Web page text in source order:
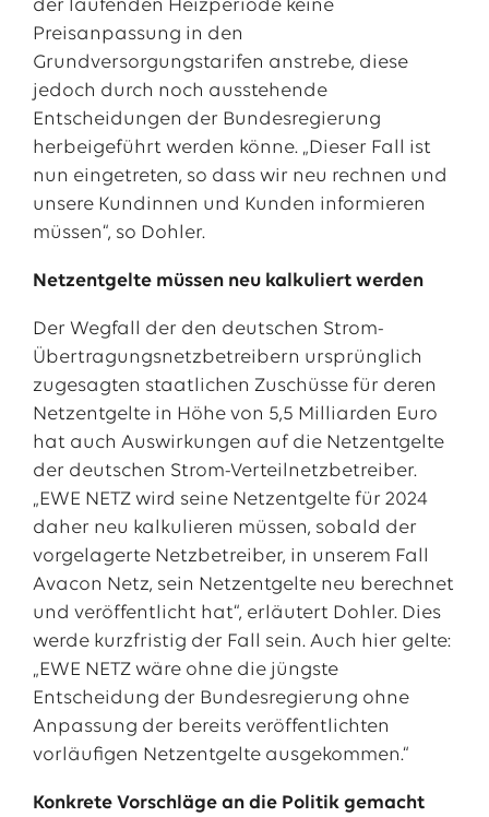
der laufenden Heizperiode keine
Preisanpassung in den
Grundversorgungstarifen anstrebe, diese
jedoch durch noch ausstehende
Entscheidungen der Bundesregierung
herbeigeführt werden könne. „Dieser Fall ist
nun eingetreten, so dass wir neu rechnen und
unsere Kundinnen und Kunden informieren
müssen“, so Dohler.
Netzentgelte müssen neu kalkuliert werden
Der Wegfall der den deutschen Strom-
Übertragungsnetzbetreibern ursprünglich
zugesagten staatlichen Zuschüsse für deren
Netzentgelte in Höhe von 5,5 Milliarden Euro
hat auch Auswirkungen auf die Netzentgelte
der deutschen Strom-Verteilnetzbetreiber.
„EWE NETZ wird seine Netzentgelte für 2024
daher neu kalkulieren müssen, sobald der
vorgelagerte Netzbetreiber, in unserem Fall
Avacon Netz, sein Netzentgelte neu berechnet
und veröffentlicht hat“, erläutert Dohler. Dies
werde kurzfristig der Fall sein. Auch hier gelte:
„EWE NETZ wäre ohne die jüngste
Entscheidung der Bundesregierung ohne
Anpassung der bereits veröffentlichten
vorläufigen Netzentgelte ausgekommen.“
Konkrete Vorschläge an die Politik gemacht